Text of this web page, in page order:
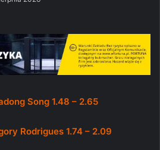
Song 1.48 – 2.65
Rodrigues 1.74 – 2.09